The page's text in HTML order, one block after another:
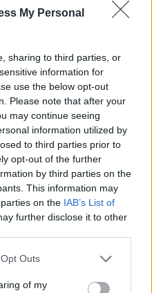
My Personal
sharing to third parties, or
information for
use the below opt-out
Please note that after your
may continue seeing
information utilized by
to third parties prior to
opt-out of the further
by third parties on the
This information may
on the IAB’s List of
further disclose it to other
uses one or more Google
You may click to
Outs
of my